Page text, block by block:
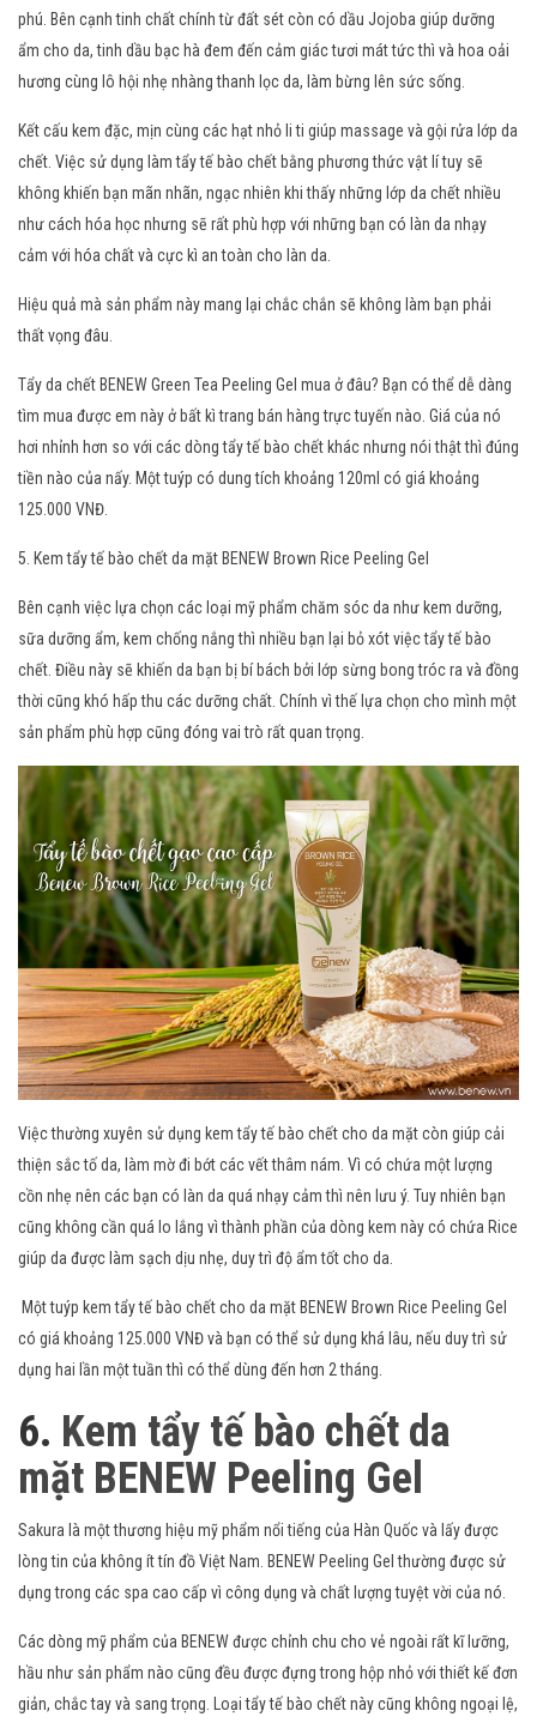
phú. Bên cạnh tinh chất chính từ đất sét còn có dầu Jojoba giúp dưỡng
ẩm cho da, tinh dầu bạc hà đem đến cảm giác tươi mát tức thì và hoa oải
hương cùng lô hội nhẹ nhàng thanh lọc da, làm bừng lên sức sống.
Kết cấu kem đặc, mịn cùng các hạt nhỏ li ti giúp massage và gội rửa lớp da
chết. Việc sử dụng làm tẩy tế bào chết bằng phương thức vật lí tuy sẽ
không khiến bạn mãn nhãn, ngạc nhiên khi thấy những lớp da chết nhiều
như cách hóa học nhưng sẽ rất phù hợp với những bạn có làn da nhạy
cảm với hóa chất và cực kì an toàn cho làn da.
Hiệu quả mà sản phẩm này mang lại chắc chắn sẽ không làm bạn phải
thất vọng đâu.
Tẩy da chết BENEW Green Tea Peeling Gel mua ở đâu? Bạn có thể dễ dàng
tìm mua được em này ở bất kì trang bán hàng trực tuyến nào. Giá của nó
hơi nhỉnh hơn so với các dòng tẩy tế bào chết khác nhưng nói thật thì đúng
tiền nào của nấy. Một tuýp có dung tích khoảng 120ml có giá khoảng
125.000 VNĐ.
5. Kem tẩy tế bào chết da mặt BENEW Brown Rice Peeling Gel
Bên cạnh việc lựa chọn các loại mỹ phẩm chăm sóc da như kem dưỡng,
sữa dưỡng ẩm, kem chống nắng thì nhiều bạn lại bỏ xót việc tẩy tế bào
chết. Điều này sẽ khiến da bạn bị bí bách bởi lớp sừng bong tróc ra và đồng
thời cũng khó hấp thu các dưỡng chất. Chính vì thế lựa chọn cho mình một
sản phẩm phù hợp cũng đóng vai trò rất quan trọng.
Việc thường xuyên sử dụng kem tẩy tế bào chết cho da mặt còn giúp cải
thiện sắc tố da, làm mờ đi bớt các vết thâm nám. Vì có chứa một lượng
cồn nhẹ nên các bạn có làn da quá nhạy cảm thì nên lưu ý. Tuy nhiên bạn
cũng không cần quá lo lắng vì thành phần của dòng kem này có chứa Rice
giúp da được làm sạch dịu nhẹ, duy trì độ ẩm tốt cho da.
Một tuýp kem tẩy tế bào chết cho da mặt BENEW Brown Rice Peeling Gel
có giá khoảng 125.000 VNĐ và bạn có thể sử dụng khá lâu, nếu duy trì sử
dụng hai lần một tuần thì có thể dùng đến hơn 2 tháng.
6. Kem tẩy tế bào chết da
mặt BENEW Peeling Gel
Sakura là một thương hiệu mỹ phẩm nổi tiếng của Hàn Quốc và lấy được
lòng tin của không ít tín đồ Việt Nam. BENEW Peeling Gel thường được sử
dụng trong các spa cao cấp vì công dụng và chất lượng tuyệt vời của nó.
Các dòng mỹ phẩm của BENEW được chỉnh chu cho vẻ ngoài rất kĩ lưỡng,
hầu như sản phẩm nào cũng đều được đựng trong hộp nhỏ với thiết kế đơn
giản, chắc tay và sang trọng. Loại tẩy tế bào chết này cũng không ngoại lệ,